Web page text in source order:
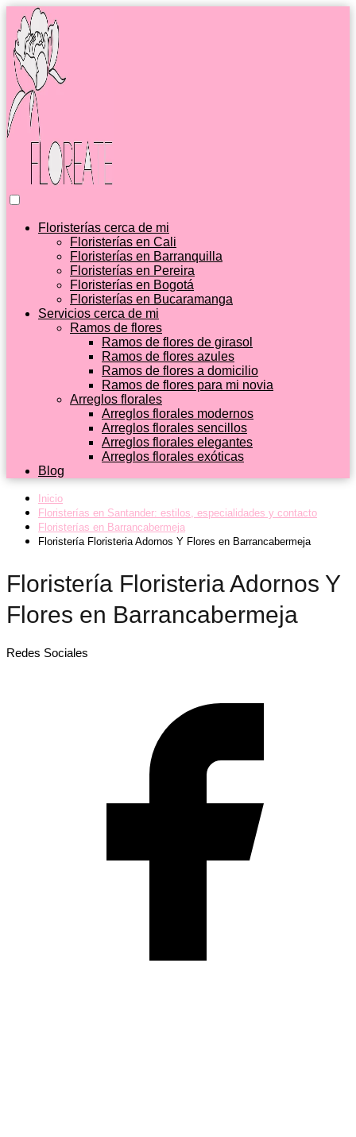
Floristerías cerca de mi
Floristerías en Cali
Floristerías en Barranquilla
Floristerías en Pereira
Floristerías en Bogotá
Floristerías en Bucaramanga
Servicios cerca de mi
Ramos de flores
Ramos de flores de girasol
Ramos de flores azules
Ramos de flores a domicilio
Ramos de flores para mi novia
Arreglos florales
Arreglos florales modernos
Arreglos florales sencillos
Arreglos florales elegantes
Arreglos florales exóticas
Blog
Inicio
Floristerías en Santander: estilos, especialidades y contacto
Floristerías en Barrancabermeja
Floristería Floristeria Adornos Y Flores en Barrancabermeja
Floristería Floristeria Adornos Y
Flores en Barrancabermeja
Redes Sociales